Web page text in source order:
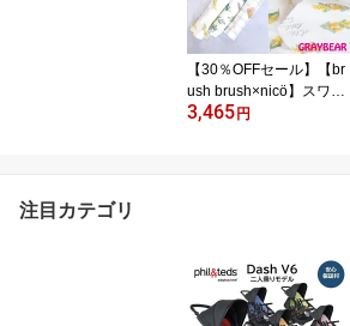
セックス チェストベルト
付
【30％OFFセール】【br
ush brush×nicö】スワド
ル【全3種】 おくるみ ガ
3,465 円
注目カテゴリ